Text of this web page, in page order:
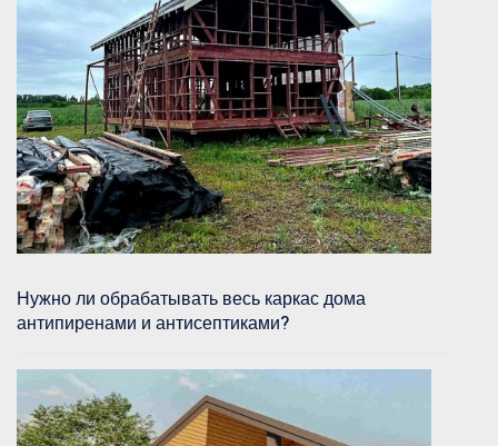
Нужно ли обрабатывать весь каркас дома
антипиренами и антисептиками?